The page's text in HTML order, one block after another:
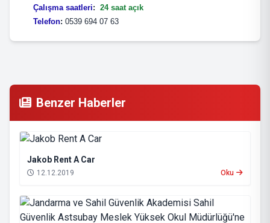
Çalışma saatleri: 24 saat açık
Telefon: 0539 694 07 63
Benzer Haberler
Jakob Rent A Car
12.12.2019 Oku